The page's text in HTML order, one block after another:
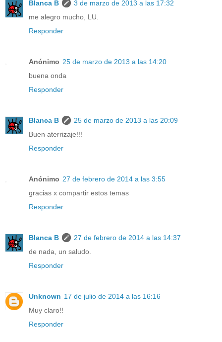
Blanca B
3 de marzo de 2013 a las 17:32
me alegro mucho, LU.
Responder
Anónimo 25 de marzo de 2013 a las 14:20
buena onda
Responder
Blanca B
25 de marzo de 2013 a las 20:09
Buen aterrizaje!!!
Responder
Anónimo 27 de febrero de 2014 a las 3:55
gracias x compartir estos temas
Responder
Blanca B
27 de febrero de 2014 a las 14:37
de nada, un saludo.
Responder
Unknown 17 de julio de 2014 a las 16:16
Muy claro!!
Responder